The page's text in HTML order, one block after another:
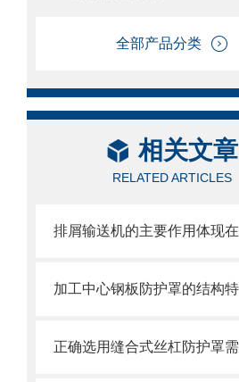
全部产品分类
相关文章
RELATED ARTICLES